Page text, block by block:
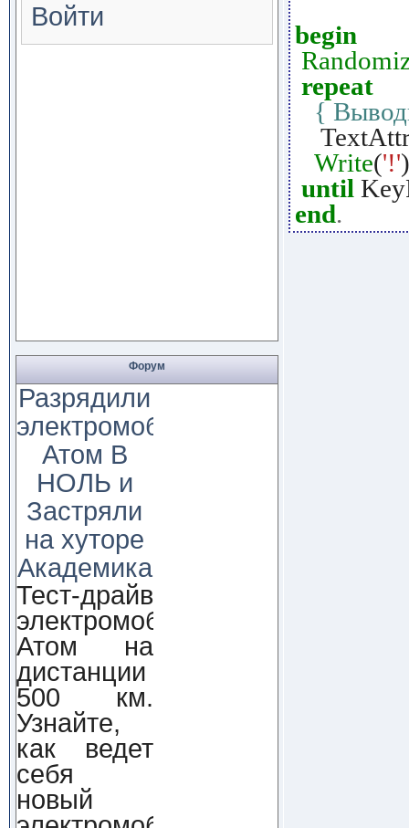
Войти
Форум
Разрядили
электромобиль
Атом В
НОЛЬ и
Застряли
на хуторе
Академика
Тест-драйв
электромобиля
Атом на
дистанции
500 км.
Узнайте,
как ведет
себя
новый
begin
repeat
{
Write('!')
until
end.